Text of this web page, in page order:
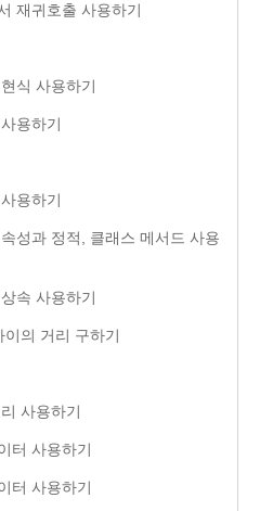
재귀호출 사용하기
식 사용하기
용하기
용하기
성과 정적, 클래스 메서드 사용
속 사용하기
의 거리 구하기
사용하기
터 사용하기
터 사용하기